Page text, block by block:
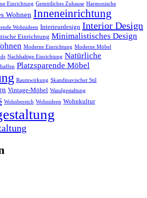
Einrichtung Gemütliches Zuhause Harmonische
Wohnen Inneneinrichtung
Wohnideen Interieurdesign Interior Design
Einrichtung Minimalistisches Design
Moderne Einrichtung Moderne Möbel
Nachhaltige Einrichtung Natürliche
Platzsparende Möbel
Raumwirkung Skandinavischer Stil
Vintage-Möbel Wandgestaltung
Wohnbereich Wohnideen Wohnkultur